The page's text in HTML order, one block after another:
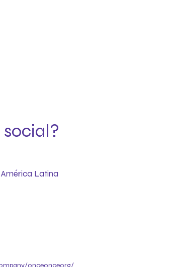
Latina
onceonceorg/